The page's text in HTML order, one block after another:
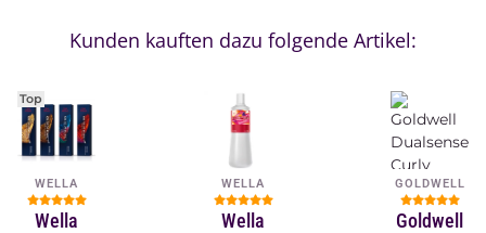
Kunden kauften dazu folgende Artikel:
Top
WELLA
Wella
WELLA
Wella
GOLDWELL
Goldwell